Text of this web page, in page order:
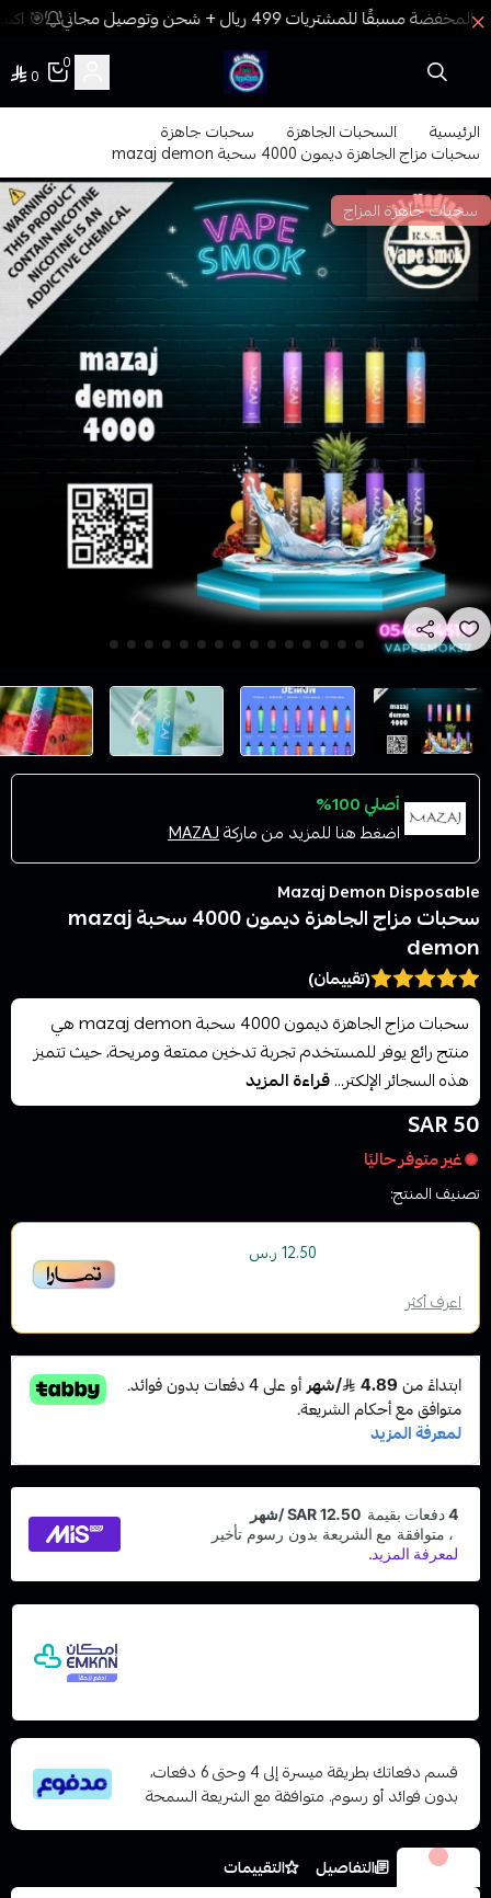
🎯
فيب المدينة
0
0
الرئيسية السحبات الجاهزة سحبات جاهزة
سحبات مزاج الجاهزة ديمون 4000 سحبة mazaj demon
سحبات جاهزة المزاج
أصلي 100%
اضغط هنا للمزيد من ماركةMAZAJ
Mazaj Demon Disposable
سحبات مزاج الجاهزة ديمون 4000 سحبة mazaj
demon
(تقييمان)
سحبات مزاج الجاهزة ديمون 4000 سحبة mazaj demon هي
منتج رائع يوفر للمستخدم تجربة تدخين ممتعة ومريحة، حيث تتميز
هذه السجائر الإلكتر...قراءة المزيد
50 SAR
غير متوفر حاليًا
تصنيف المنتج:
12.50 ر.س
اعرف أكثر
قسم دفعاتك بطريقة ميسرة إلى 4 وحتى 6 دفعات،
بدون فوائد أو رسوم. متوافقة مع الشريعة السمحة
الخيارات التفاصيل
التقييمات